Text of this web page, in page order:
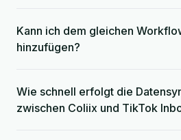
Kann ich dem gleichen
hinzufügen?
Wie schnell erfolgt die
zwischen Coliix und TikTok